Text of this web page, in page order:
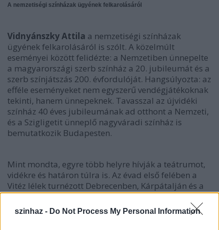
szinhaz - Do Not Process My Personal Information
A nemzetiségi színházak ügyének felkarolásáról
Vidnyánszky Attila a nemzetiségi színházak
ügyének felkarolásáról is szólt. A közelmúlt
eseményei között felidézte: a Nemzetiben ünnepelte
a magyarországi szerb színház a 20. jubileumát és a
szerb színjátszás 200. évfordulóját. Hangsúlyozta: az
efféle eseményeket nem egyszerű vendégjátékoknak
tekinti, hanem ünnepeknek. Tavasszal az újvidéki
színház 40 éves jubileumának ad otthont a Nemzeti,
és a Szigligetit ünneplő nagyváradi színház is
bemutatkozik Budapesten.
Mint mondta, egyre több helyre hívják a teátrumot,
vidékre és határon túlra is. Az évad első felében a
Vitéz lélek turnézott Debrecenben, Kárpátalján és a
Partiumban, 2014 elején pedig Komáromban,
Nagykanizsán, Székelykeresztúron és Nagyváradon
is látható lesz. Az évad második felében Bécsbe,